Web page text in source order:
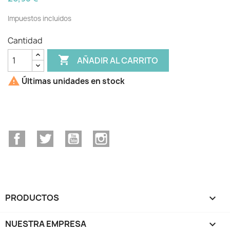
Impuestos incluidos
Cantidad
 AÑADIR AL CARRITO
 Últimas unidades en stock
FacebookTwitter YouTube
PRODUCTOS 
NUESTRA EMPRESA 